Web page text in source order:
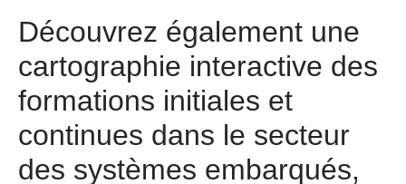
Découvrez également une
cartographie interactive des
formations initiales et
continues dans le secteur
des systèmes embarqués,